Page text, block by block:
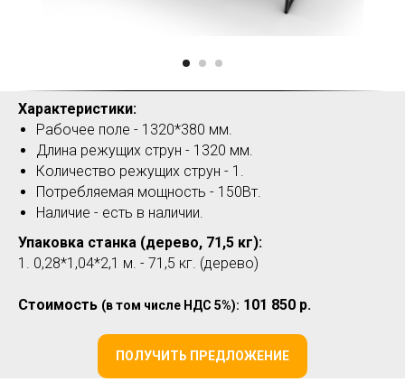
Характеристики:
Рабочее поле - 1320*380 мм.
Длина режущих струн - 1320 мм.
Количество режущих струн - 1.
Потребляемая мощность - 150Вт.
Наличие - есть в наличии.
Упаковка станка (дерево, 71,5 кг):
1. 0,28*1,04*2,1 м. - 71,5 кг. (дерево)
Стоимость (в том числе НДС 5%): 101 850 р.
ПОЛУЧИТЬ ПРЕДЛОЖЕНИЕ